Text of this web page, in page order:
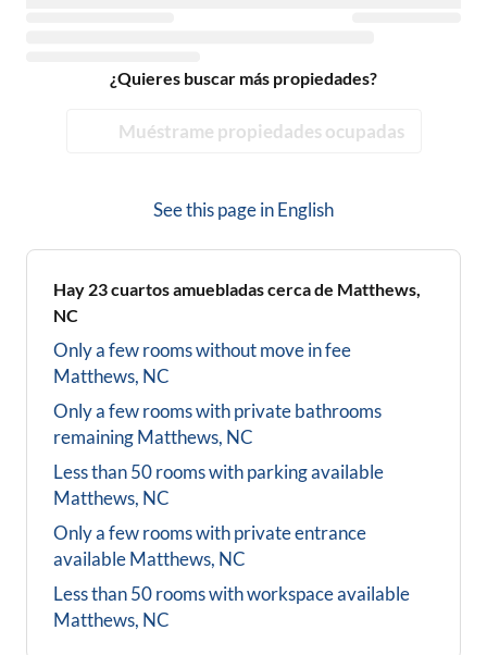
¿Quieres buscar más propiedades?
Muéstrame propiedades ocupadas
See this page inEnglish
Hay 23cuartos amuebladas cerca de Matthews,
NC
Only a few rooms without move in fee
Matthews, NC
Only a few rooms with private bathrooms
remainingMatthews, NC
Less than 50 rooms with parking available
Matthews, NC
Only a few rooms with private entrance
availableMatthews, NC
Less than 50 rooms with workspace available
Matthews, NC